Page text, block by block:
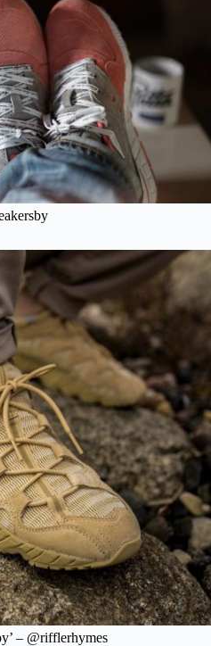
– @rifflerhymes